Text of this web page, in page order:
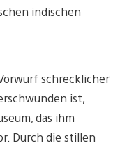
indischen
schrecklicher
ist,
das ihm
Durch die stillen